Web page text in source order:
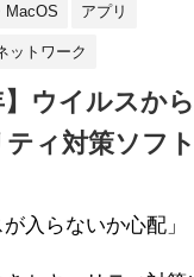
MacOS アプリ
ットワーク
】ウイルスか
ィ対策ソフ
入らないか心配」